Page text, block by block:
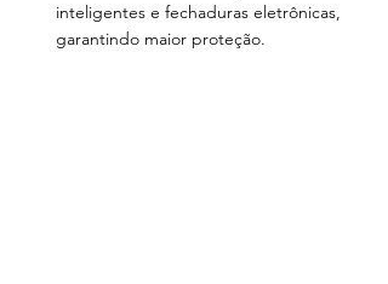
inteligentes e fechaduras eletrônicas,
garantindo maior proteção.